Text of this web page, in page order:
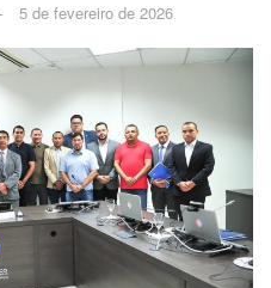
5 de fevereiro de 2026